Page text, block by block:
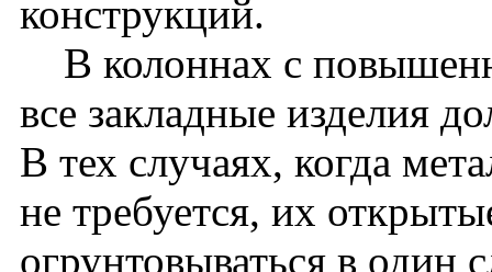
конструкций.
В колоннах с
все закладные изделия
В тех случаях, когда
не требуется, их
огрунтовываться в один